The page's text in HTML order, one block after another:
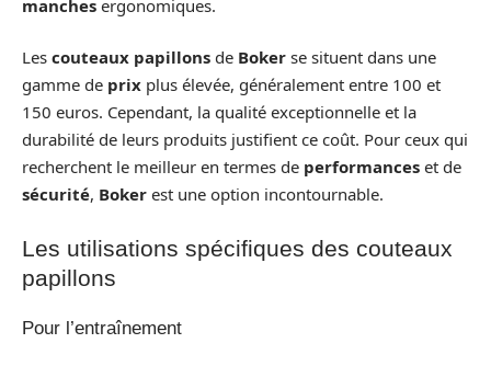
manches ergonomiques.
Les couteaux papillons de Boker se situent dans une
gamme de prix plus élevée, généralement entre 100 et
150 euros. Cependant, la qualité exceptionnelle et la
durabilité de leurs produits justifient ce coût. Pour ceux qui
recherchent le meilleur en termes de performances et de
sécurité, Boker est une option incontournable.
Les utilisations spécifiques des couteaux
papillons
Pour l’entraînement